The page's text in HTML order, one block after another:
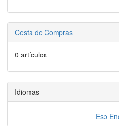
Cesta de Compras
0 artículos
Idiomas